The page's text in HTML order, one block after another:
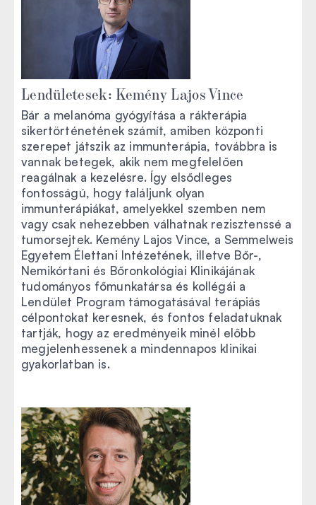
Lendületesek: Kemény Lajos Vince
Bár a melanóma gyógyítása a rákterápia
sikertörténetének számít, amiben központi
szerepet játszik az immunterápia, továbbra is
vannak betegek, akik nem megfelelően
reagálnak a kezelésre. Így elsődleges
fontosságú, hogy találjunk olyan
immunterápiákat, amelyekkel szemben nem
vagy csak nehezebben válhatnak rezisztenssé a
tumorsejtek. Kemény Lajos Vince, a Semmelweis
Egyetem Élettani Intézetének, illetve Bőr-,
Nemikórtani és Bőronkológiai Klinikájának
tudományos főmunkatársa és kollégái a
Lendület Program támogatásával terápiás
célpontokat keresnek, és fontos feladatuknak
tartják, hogy az eredményeik minél előbb
megjelenhessenek a mindennapos klinikai
gyakorlatban is.